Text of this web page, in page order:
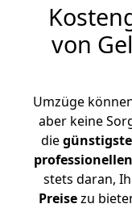
von
Umzüge
aber keine
diegünstigste
stets daran,
Preisezu